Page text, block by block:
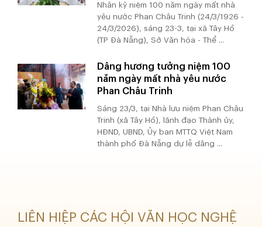
Nhân kỷ niệm 100 năm ngày mất nhà
yêu nước Phan Châu Trinh (24/3/1926 -
24/3/2026), sáng 23-3, tại xã Tây Hồ
(TP Đà Nẵng), Sở Văn hóa - Thể ...
Dâng hương tưởng niệm 100
năm ngày mất nhà yêu nước
Phan Châu Trinh
Sáng 23/3, tại Nhà lưu niệm Phan Châu
Trinh (xã Tây Hồ), lãnh đạo Thành ủy,
HĐND, UBND, Ủy ban MTTQ Việt Nam
thành phố Đà Nẵng dự lễ dâng ...
LIÊN HIỆP CÁC HỘI VĂN HỌC NGHỆ